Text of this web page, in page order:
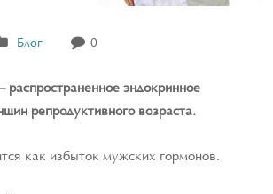
Блог 0
распространенное эндокринное
репродуктивного возраста.
как избыток мужских гормонов.